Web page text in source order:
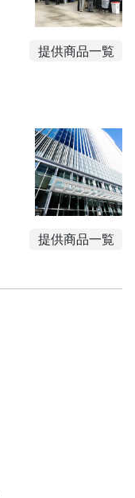
提供商品一覧
提供商品一覧